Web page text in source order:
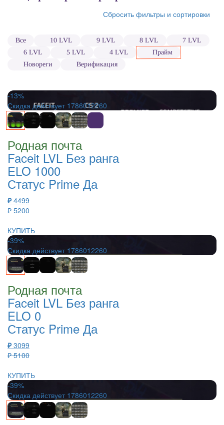
Сбросить фильтры и сортировки
Все 10 LVL 9 LVL 8 LVL
7 LVL
6 LVL
5 LVL 4 LVL Прайм
Новореги Верификация
-13%
Скидка действует 1786012260
Родная почта
Faceit LVL Без ранга
ELO 1000
Статус Prime Да
₽ 4499
₽ 5200
КУПИТЬ
-39%
Скидка действует 1786012260
Родная почта
Faceit LVL Без ранга
ELO 0
Статус Prime Да
₽ 3099
₽ 5100
КУПИТЬ
-39%
Скидка действует 1786012260